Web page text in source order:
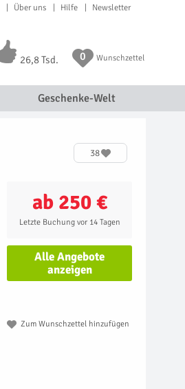
Über uns Hilfe Newsletter
26,8 Tsd. 0 Wunschzettel
Geschenke-Welt
38
ab 250 €
Letzte Buchung vor 14 Tagen
Alle Angebote
anzeigen
Zum Wunschzettel hinzufügen